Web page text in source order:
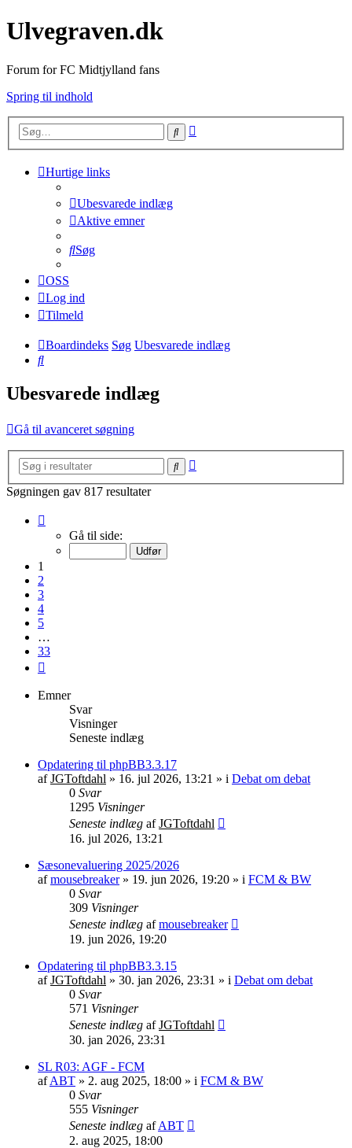
Ulvegraven.dk
Forum for FC Midtjylland fans
Spring til indhold
Søg
Hurtige links
Ubesvarede indlæg
Aktive emner
Søg
OSS
Log ind
Tilmeld
Boardindeks Søg Ubesvarede indlæg
Søg
Ubesvarede indlæg
Gå til avanceret søgning
Søg
Søgningen gav 817 resultater
Gå til side:
1
2
3
4
5
…
33
Emner
Svar
Visninger
Seneste indlæg
Opdatering til phpBB3.3.17
afJGToftdahl » 16. jul 2026, 13:21 » i Debat om debat
0 Svar
1295 Visninger
Seneste indlæg afJGToftdahl
16. jul 2026, 13:21
Sæsonevaluering 2025/2026
afmousebreaker» 19. jun 2026, 19:20 » i FCM & BW
0 Svar
309 Visninger
Seneste indlæg afmousebreaker
19. jun 2026, 19:20
Opdatering til phpBB3.3.15
afJGToftdahl » 30. jan 2026, 23:31 » i Debat om debat
0 Svar
571 Visninger
Seneste indlæg afJGToftdahl
30. jan 2026, 23:31
SL R03: AGF - FCM
afABT » 2. aug 2025, 18:00 » i FCM & BW
0 Svar
555 Visninger
Seneste indlæg afABT
2. aug 2025, 18:00